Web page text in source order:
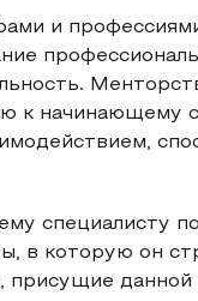
и
к начинающему
специалисту
в которую он
присущие данной